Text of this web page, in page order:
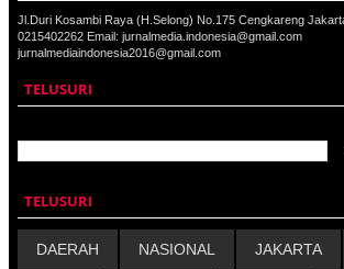
Jl.Duri Kosambi Raya (H.Selong) No.175 Cengkareng
0215402262 Email: jurnalmedia.indonesia@gmail.com
jurnalmediaindonesia2016@gmail.com
TELUSURI
TELUSURI
DAERAH NASIONAL JAKARTA